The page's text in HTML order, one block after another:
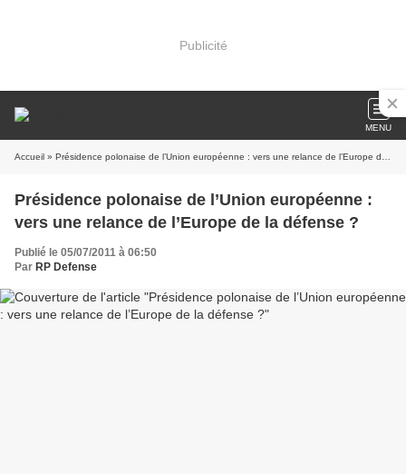
Publicité
MENU
Accueil » Présidence polonaise de l’Union européenne : vers une relance de l’Europe de la défense ?
Présidence polonaise de l’Union européenne :
vers une relance de l’Europe de la défense ?
Publié le 05/07/2011 à 06:50
Par RP Defense